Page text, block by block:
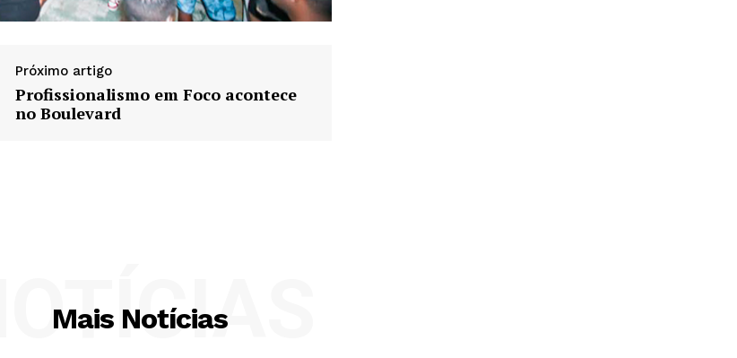
Próximo artigo
Profissionalismo em Foco acontece
no Boulevard
Mais Notícias
NOTÍCIAS